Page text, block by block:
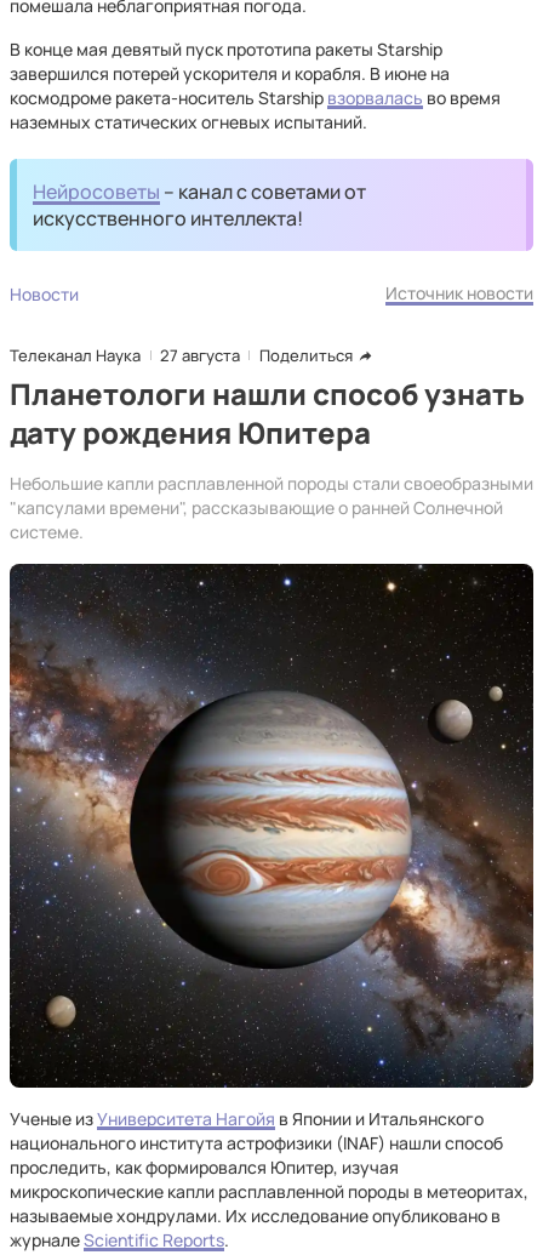
помешала неблагоприятная погода.
В конце мая девятый пуск прототипа ракеты Starship
завершился потерей ускорителя и корабля. В июне на
космодроме ракета-носитель Starship взорвалась во время
наземных статических огневых испытаний.
Нейросоветы – канал с советами от
искусственного интеллекта!
Новости Источник новости
Телеканал Наука 27 августа Поделиться
Планетологи нашли способ узнать
дату рождения Юпитера
Небольшие капли расплавленной породы стали своеобразными
"капсулами времени", рассказывающие о ранней Солнечной
системе.
Ученые изУниверситета Нагойя в Японии и Итальянского
национального института астрофизики (INAF) нашли способ
проследить, как формировался Юпитер, изучая
микроскопические капли расплавленной породы в метеоритах,
называемые хондрулами. Их исследование опубликовано в
журналеScientific Reports.